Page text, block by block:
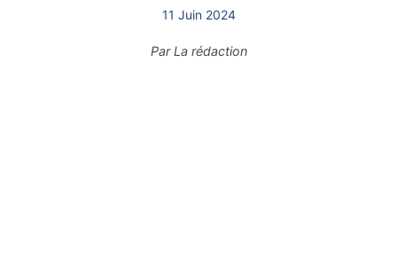
11 Juin 2024
ParLa rédaction